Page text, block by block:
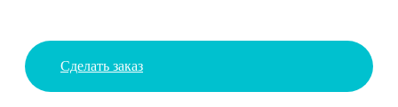
Сделать заказ